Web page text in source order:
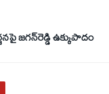
జగన్‌రెడ్డి ఉక్కుపాదం